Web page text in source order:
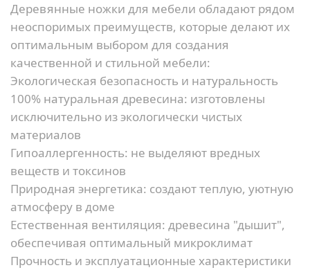
Деревянные ножки для мебели обладают рядом
неоспоримых преимуществ, которые делают их
оптимальным выбором для создания
качественной и стильной мебели:
Экологическая безопасность и натуральность
100% натуральная древесина: изготовлены
исключительно из экологически чистых
материалов
Гипоаллергенность: не выделяют вредных
веществ и токсинов
Природная энергетика: создают теплую, уютную
атмосферу в доме
Естественная вентиляция: древесина "дышит",
обеспечивая оптимальный микроклимат
Прочность и эксплуатационные характеристики